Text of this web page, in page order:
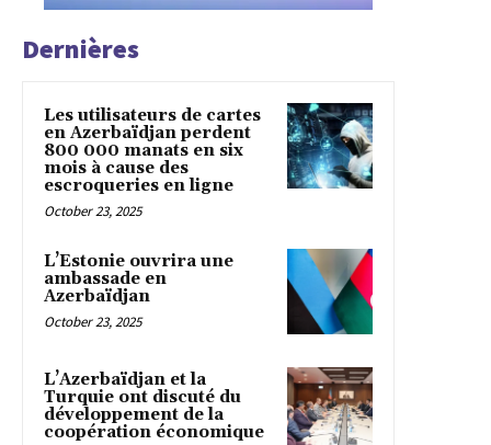
Dernières
Les utilisateurs de cartes
en Azerbaïdjan perdent
800 000 manats en six
mois à cause des
escroqueries en ligne
October 23, 2025
L’Estonie ouvrira une
ambassade en
Azerbaïdjan
October 23, 2025
L’Azerbaïdjan et la
Turquie ont discuté du
développement de la
coopération économique